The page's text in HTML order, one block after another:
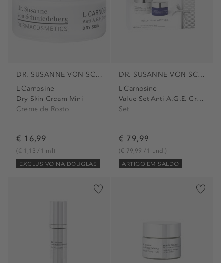
DR. SUSANNE VON SCHMIEDEBERG
L-Carnosine
Dry Skin Cream Mini
Creme de Rosto
€ 16,99
(€ 1,13 / 1 ml)
EXCLUSIVO NA DOUGLAS
DR. SUSANNE VON SCHMIEDEBERG
L-Carnosine
Value Set Anti-A.G.E. Cream...
Set
€ 79,99
(€ 79,99 / 1 und.)
ARTIGO EM SALDO